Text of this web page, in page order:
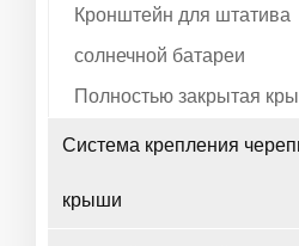
Кронштейн для штатива
солнечной батареи
Полностью закрытая
Система крепления
крыши